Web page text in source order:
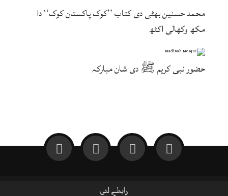
محمد حسنین بھٹی دی کتاب ’’کوک پاکستان کوک‘‘ دا
مکھ وکھالی اکٹھ
حضور نبی کریم ﷺ دی شان مبارکہ
رابطے لئی